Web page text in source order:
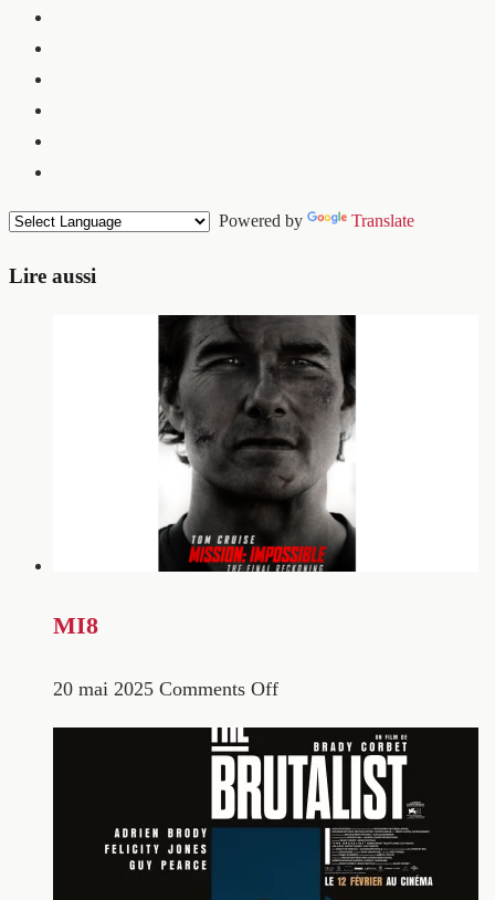
Powered by Translate
Lire aussi
MI8
20 mai 2025 Comments Off